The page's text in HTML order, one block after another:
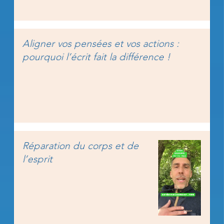
Aligner vos pensées et vos actions :
pourquoi l’écrit fait la différence !
Réparation du corps et de
l’esprit